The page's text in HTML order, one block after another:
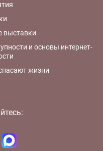
выставки
и основы интернет-
жизни